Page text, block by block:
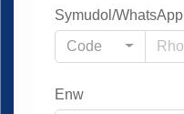
Symudol/WhatsApp
Code
Enw